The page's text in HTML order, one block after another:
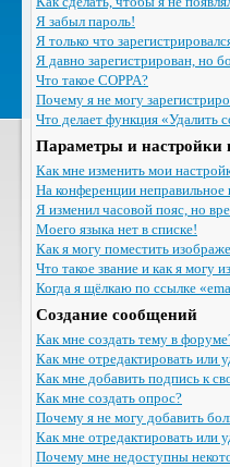
Я забыл пароль!
Я только что
Я давно зарегистрирован, но
Что такое COPPA?
Почему я не могу
Что делает функция «Удалить
Параметры и настройки
Как мне изменить мои
На конференции неправильное
Я изменил часовой пояс, но
Моего языка нет в списке!
Как я могу поместить
Что такое звание и как я могу
Когда я щёлкаю по ссылке
Создание сообщений
Как мне создать тему в
Как мне отредактировать или
Как мне добавить подпись к
Как мне создать опрос?
Почему я не могу добавить
Как мне отредактировать или
Почему мне недоступны